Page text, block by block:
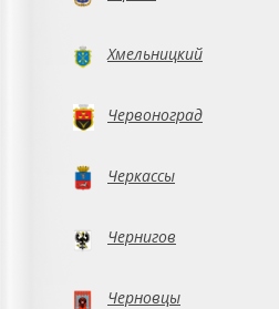
Хмельницкий
Червоноград
Черкассы
Чернигов
Черновцы